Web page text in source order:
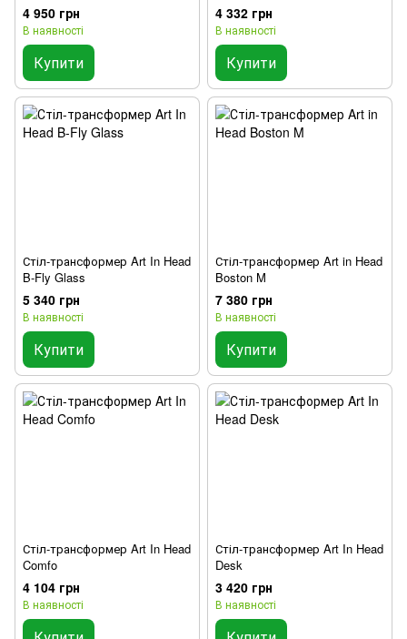
4 950 грн
В наявності
Купити
4 332 грн
В наявності
Купити
Стіл-трансформер Art In Head
B-Fly Glass
5 340 грн
В наявності
Купити
Стіл-трансформер Art in Head
Boston M
7 380 грн
В наявності
Купити
Стіл-трансформер Art In Head
Comfo
4 104 грн
В наявності
Стіл-трансформер Art In Head
Desk
3 420 грн
В наявності